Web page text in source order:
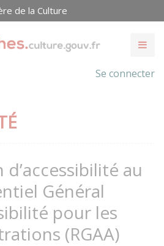
de la Culture
Se connecter
au
Général
pour les
(RGAA)